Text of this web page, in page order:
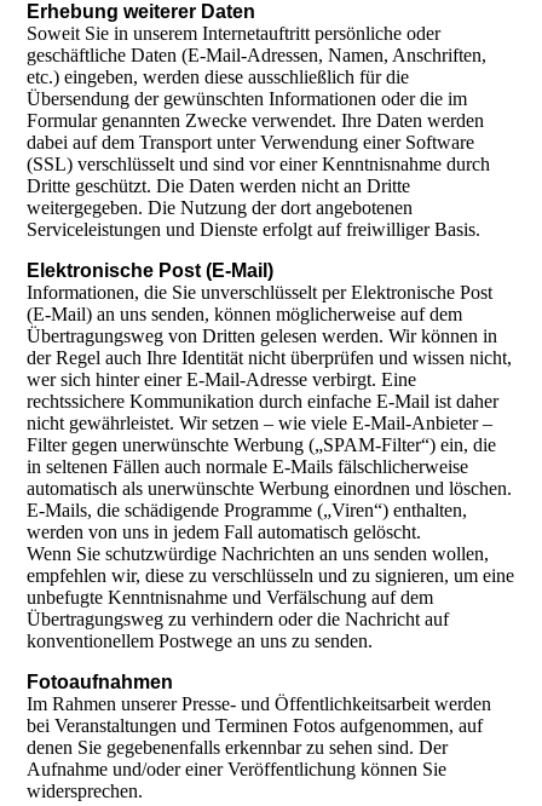
Erhebung weiterer Daten
Soweit Sie in unserem Internetauftritt persönliche oder
geschäftliche Daten (E-Mail-Adressen, Namen, Anschriften,
etc.) eingeben, werden diese ausschließlich für die
Übersendung der gewünschten Informationen oder die im
Formular genannten Zwecke verwendet. Ihre Daten werden
dabei auf dem Transport unter Verwendung einer Software
(SSL) verschlüsselt und sind vor einer Kenntnisnahme durch
Dritte geschützt. Die Daten werden nicht an Dritte
weitergegeben. Die Nutzung der dort angebotenen
Serviceleistungen und Dienste erfolgt auf freiwilliger Basis.
Elektronische Post (E-Mail)
Informationen, die Sie unverschlüsselt per Elektronische Post
(E-Mail) an uns senden, können möglicherweise auf dem
Übertragungsweg von Dritten gelesen werden. Wir können in
der Regel auch Ihre Identität nicht überprüfen und wissen nicht,
wer sich hinter einer E-Mail-Adresse verbirgt. Eine
rechtssichere Kommunikation durch einfache E-Mail ist daher
nicht gewährleistet. Wir setzen – wie viele E-Mail-Anbieter –
Filter gegen unerwünschte Werbung („SPAM-Filter“) ein, die
in seltenen Fällen auch normale E-Mails fälschlicherweise
automatisch als unerwünschte Werbung einordnen und löschen.
E-Mails, die schädigende Programme („Viren“) enthalten,
werden von uns in jedem Fall automatisch gelöscht.
Wenn Sie schutzwürdige Nachrichten an uns senden wollen,
empfehlen wir, diese zu verschlüsseln und zu signieren, um eine
unbefugte Kenntnisnahme und Verfälschung auf dem
Übertragungsweg zu verhindern oder die Nachricht auf
konventionellem Postwege an uns zu senden.
Fotoaufnahmen
Im Rahmen unserer Presse- und Öffentlichkeitsarbeit werden
bei Veranstaltungen und Terminen Fotos aufgenommen, auf
denen Sie gegebenenfalls erkennbar zu sehen sind. Der
Aufnahme und/oder einer Veröffentlichung können Sie
widersprechen.